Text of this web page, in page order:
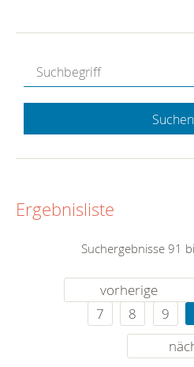
Suchen
Ergebnisliste
Suchergebnisse 91
vorherige
7
8 9